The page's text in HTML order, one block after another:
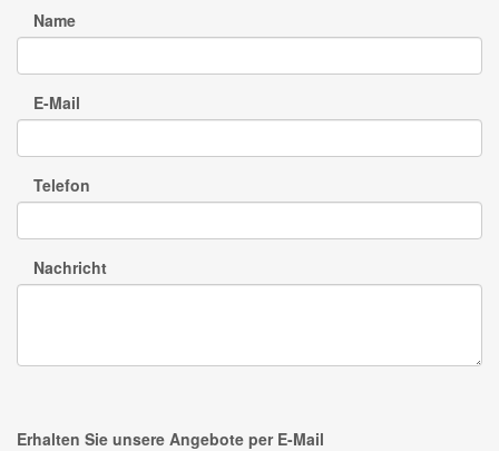
Name
E-Mail
Telefon
Nachricht
Erhalten Sie unsere Angebote per E-Mail